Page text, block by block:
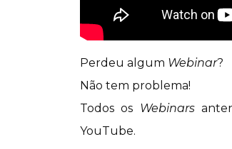
Perdeu algum Webinar?
Não tem problema!
Todos os Webinars
YouTube.